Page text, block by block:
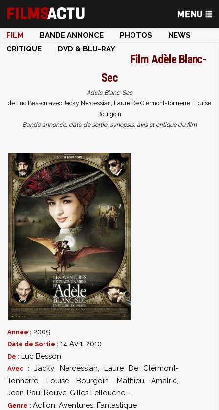
FILM BANDE ANNONCE PHOTOS
NEWS
CRITIQUE
DVD & BLU-RAY
FilmAdèle Blanc-
Sec
Adèle Blanc-Sec
de Luc Besson avec Jacky Nercessian, Laure De Clermont-Tonnerre, Louise
Bourgoin
Bande annonce, date de sortie, synopsis, avis et critique du film
Année : 2009
Date de Sortie : 14 Avril 2010
De : Luc Besson
Avec :Jacky Nercessian, Laure De Clermont-
Tonnerre,Louise Bourgoin, Mathieu Amalric,
Jean-Paul Rouve, Gilles Lellouche ...
Genre : Action, Aventures, Fantastique